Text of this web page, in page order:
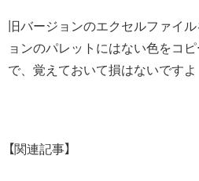
旧バージョンのエクセルファイ
ョンのパレットにはない色をコ
で、覚えておいて損はないですよ
【関連記事】